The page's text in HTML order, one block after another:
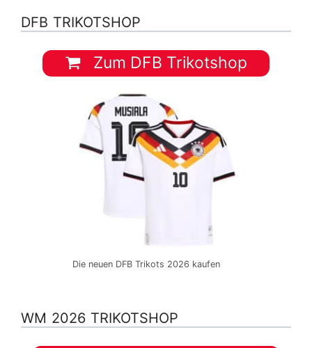
DFB TRIKOTSHOP
Zum DFB Trikotshop
Die neuen DFB Trikots 2026 kaufen
WM 2026 TRIKOTSHOP